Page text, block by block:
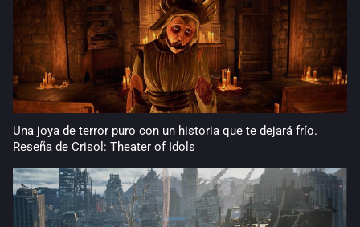
Una joya de terror puro con un historia que te dejará frío.
Reseña de Crisol: Theater of Idols